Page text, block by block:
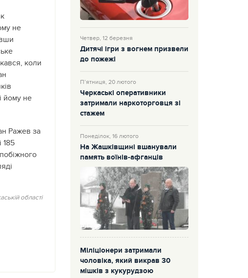
не
коли
йому не
Ражев за
185
області
Четвер, 12 березня
Дитячі ігри з вогнем призвели
до пожежі
П’ятниця, 20 лютого
Черкаські оперативники
затримали наркоторговця зі
стажем
Понеділок, 16 лютого
На Жашківщині вшанували
память воїнів-афганців
Міліціонери затримали
чоловіка, який викрав 30
мішків з кукурудзою